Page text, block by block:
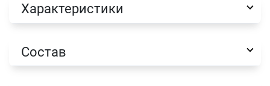
Характеристики
Состав